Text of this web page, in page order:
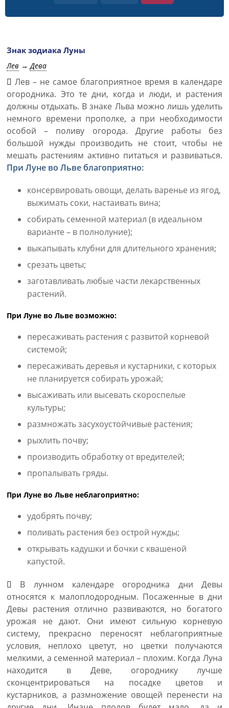
Знак зодиака Луны
Лев →Дева
Лев – не самое благоприятное время в календаре
огородника. Это те дни, когда и люди, и растения
должны отдыхать. В знаке Льва можно лишь уделить
немного времени прополке, а при необходимости
особой – поливу огорода. Другие работы без
большой нужды производить не стоит, чтобы не
мешать растениям активно питаться и развиваться.
При Луне во Льве благоприятно:
консервировать овощи, делать варенье из ягод,
выжимать соки, настаивать вина;
собирать семенной материал (в идеальном
варианте – в полнолуние);
выкапывать клубни для длительного хранения;
срезать цветы;
заготавливать любые части лекарственных
растений.
При Луне во Льве возможно:
пересаживать растения с развитой корневой
системой;
пересаживать деревья и кустарники, с которых
не планируется собирать урожай;
высаживать или высевать скороспелые
культуры;
размножать засухоустойчивые растения;
рыхлить почву;
производить обработку от вредителей;
пропалывать гряды.
При Луне во Льве неблагоприятно:
удобрять почву;
поливать растения без острой нужды;
открывать кадушки и бочки с квашеной
капустой.
В лунном календаре огородника дни Девы
относятся к малоплодородным. Посаженные в дни
Девы растения отлично развиваются, но богатого
урожая не дают. Они имеют сильную корневую
систему, прекрасно переносят неблагоприятные
условия, неплохо цветут, но цветки получаются
мелкими, а семенной материал – плохим. Когда Луна
находится в Деве, огороднику лучше
сконцентрироваться на посадке цветов и
кустарников, а размножение овощей перенести на